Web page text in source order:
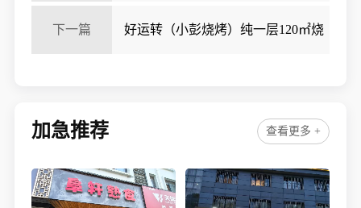
广场300平超大拐角餐饮店转让
下一篇 好运转（小彭烧烤）纯一层120㎡烧
加急推荐 查看更多 +